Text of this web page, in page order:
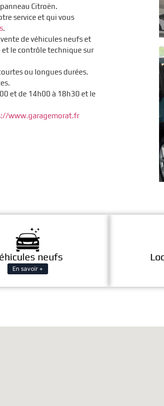
Citroën.
service et qui vous
.
de véhicules neufs et
et le contrôle technique sur
ou longues durées.
et de 14h00 à 18h30 et le
www.garagemorat.fr
neufs
En savoir +